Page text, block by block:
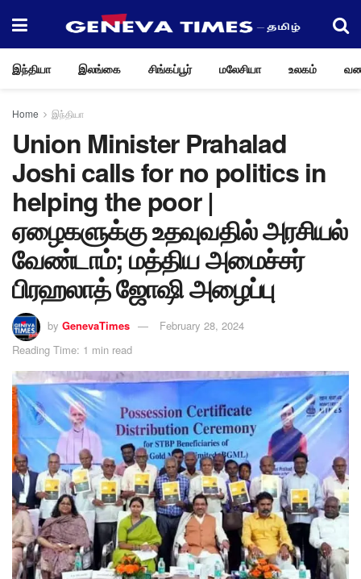
இந்தியா இலங்கை சிங்கப்பூர் மலேசியா உலகம்
Home இந்தியா
Union Minister Prahalad
Joshi calls for no politics in
helping the poor |
ஏழைகளுக்கு உதவுவதில் அரசியல்
வேண்டாம்; மத்திய அமைச்சர்
பிரஹலாத் ஜோஷி அழைப்பு
by GenevaTimes
February 28, 2024
Reading Time: 1 min read